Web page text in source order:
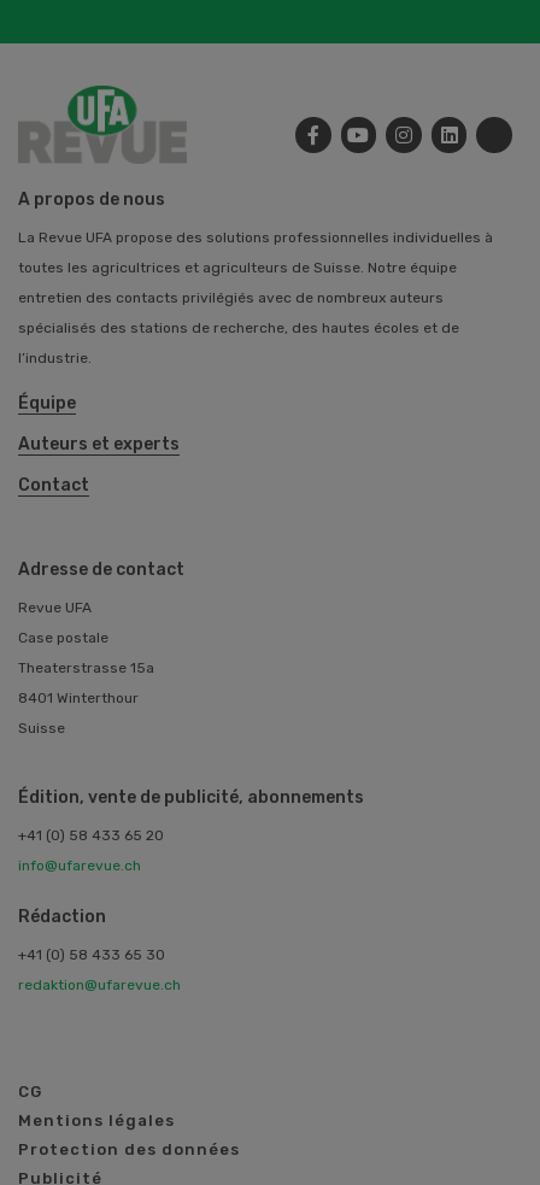
A propos de nous
La Revue UFA propose des solutions professionnelles individuelles à
toutes les agricultrices et agriculteurs de Suisse. Notre équipe
entretien des contacts privilégiés avec de nombreux auteurs
spécialisés des stations de recherche, des hautes écoles et de
l’industrie.
Équipe
Auteurs et experts
Contact
Adresse de contact
Revue UFA
Case postale
Theaterstrasse 15a
8401 Winterthour
Suisse
Édition, vente de publicité, abonnements
+41 (0) 58 433 65 20
info@ufarevue.ch
Rédaction
+41 (0) 58 433 65 30
redaktion@ufarevue.ch
CG
Mentions légales
Protection des données
Publicité